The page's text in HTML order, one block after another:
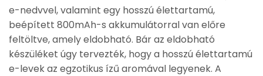
e-nedvvel, valamint egy hosszú élettartamú,
beépített 800mAh-s akkumulátorral van előre
feltöltve, amely eldobható. Bár az eldobható
készüléket úgy tervezték, hogy a hosszú élettartamú
e-levek az egzotikus ízű aromával legyenek. A